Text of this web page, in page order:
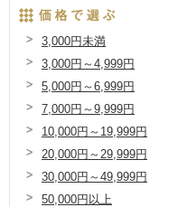
3,000円未満
3,000円～4,999円
5,000円～6,999円
7,000円～9,999円
10,000円～19,999円
20,000円～29,999円
30,000円～49,999円
50,000円以上